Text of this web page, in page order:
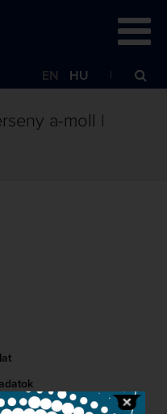
EN HU
a-moll |